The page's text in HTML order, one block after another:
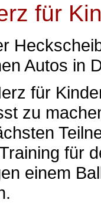
für
Autos in
für
zu
für
einem